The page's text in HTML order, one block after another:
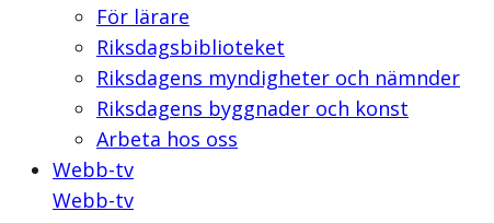
För lärare
Riksdagsbiblioteket
Riksdagens myndigheter och nämnder
Riksdagens byggnader och konst
Arbeta hos oss
Webb-tv
Webb-tv